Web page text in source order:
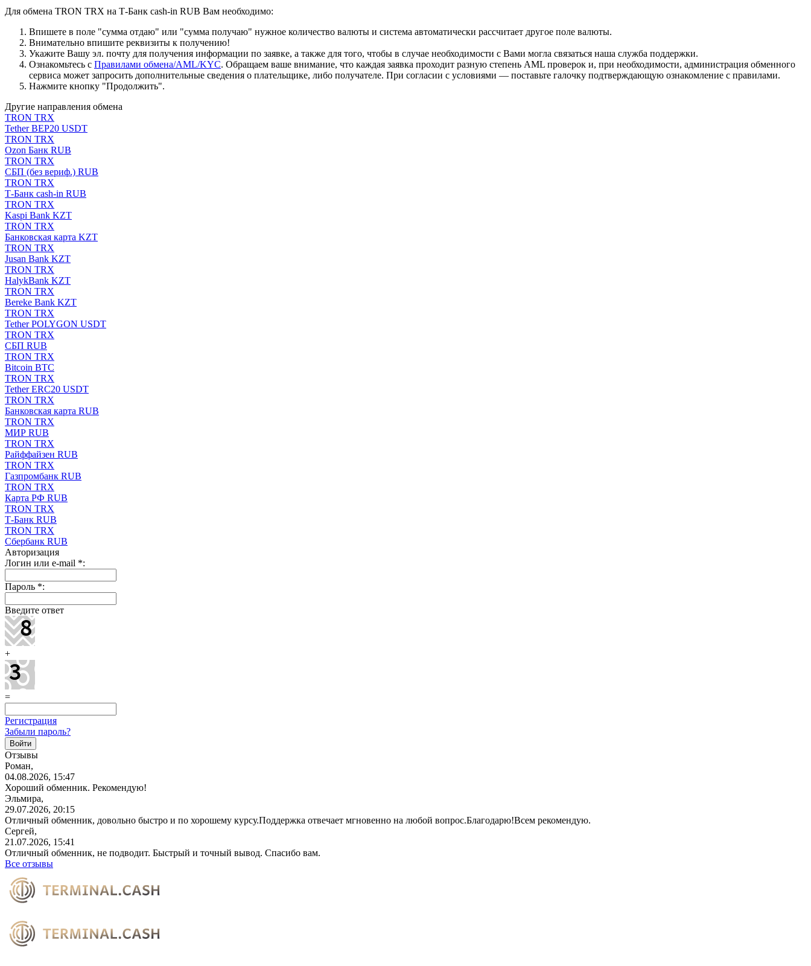
Для обмена TRON TRX на Т-Банк cash-in RUB Вам необходимо:
Впишете в поле "сумма отдаю" или "сумма получаю" нужное количество валюты и система автоматически рассчитает другое поле валюты.
Внимательно впишите реквизиты к получению!
Укажите Вашу эл. почту для получения информации по заявке, а также для того, чтобы в случае необходимости с Вами могла связаться наша служба поддержки.
Ознакомьтесь с Правилами обмена/AML/KYC. Обращаем ваше внимание, что каждая заявка проходит разную степень AML проверок и, при необходимости, администрация обменного
сервиса может запросить дополнительные сведения о плательщике, либо получателе. При согласии с условиями — поставьте галочку подтверждающую ознакомление с правилами.
Нажмите кнопку "Продолжить".
Другие направления обмена
TRON TRX
Tether BEP20 USDT
TRON TRX
Ozon Банк RUB
TRON TRX
СБП (без вериф.) RUB
TRON TRX
Т-Банк cash-in RUB
TRON TRX
Kaspi Bank KZT
TRON TRX
Банковская карта KZT
TRON TRX
Jusan Bank KZT
TRON TRX
HalykBank KZT
TRON TRX
Bereke Bank KZT
TRON TRX
Tether POLYGON USDT
TRON TRX
СБП RUB
TRON TRX
Bitcoin BTC
TRON TRX
Tether ERC20 USDT
TRON TRX
Банковская карта RUB
TRON TRX
МИР RUB
TRON TRX
Райффайзен RUB
TRON TRX
Газпромбанк RUB
TRON TRX
Карта РФ RUB
TRON TRX
Т-Банк RUB
TRON TRX
Сбербанк RUB
Авторизация
Логин или e-mail *:
Пароль *:
Введите ответ
+
=
Регистрация
Забыли пароль?
Отзывы
Роман,
04.08.2026, 15:47
Хороший обменник. Рекомендую!
Эльмира,
29.07.2026, 20:15
Отличный обменник, довольно быстро и по хорошему курсу.Поддержка отвечает мгновенно на любой вопрос.Благодарю!Всем рекомендую.
Сергей,
21.07.2026, 15:41
Отличный обменник, не подводит. Быстрый и точный вывод. Спасибо вам.
Все отзывы